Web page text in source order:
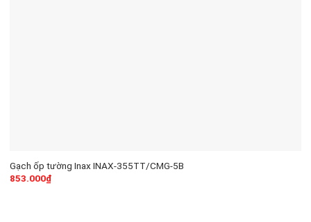
Gạch ốp tường Inax INAX-355TT/CMG-5B
853.000₫